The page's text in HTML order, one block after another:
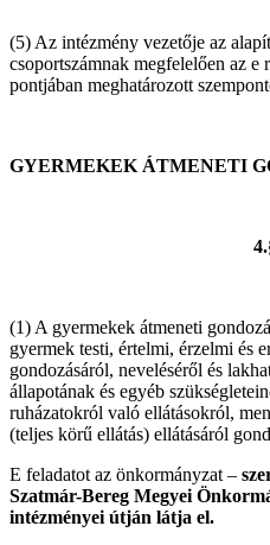
(5) Az intézmény vezetője az
csoportszámnak megfelelően az e
pontjában meghatározott
GYERMEKEK ÁTMENETI
(1) A gyermekek átmeneti
gyermek testi, értelmi, érzelmi és
gondozásáról, neveléséről és
állapotának és egyéb
ruházatokról való ellátásokról,
(teljes körű ellátás) ellátásáról
E feladatot az önkormányzat –
Szatmár-Bereg Megyei
intézményei útján látja el.